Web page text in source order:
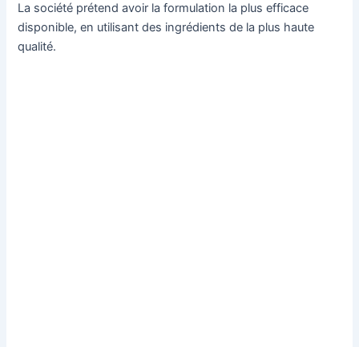
La société prétend avoir la formulation la plus efficace
disponible, en utilisant des ingrédients de la plus haute
qualité.